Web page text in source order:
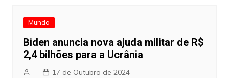
Mundo
Biden anuncia nova ajuda militar de R$
2,4 bilhões para a Ucrânia
17 de Outubro de 2024